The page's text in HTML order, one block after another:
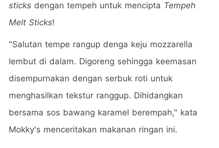
sticks dengan tempeh untuk mencipta Tempeh
Melt Sticks!
"Salutan tempe rangup denga keju mozzarella
lembut di dalam. Digoreng sehingga keemasan
disempurnakan dengan serbuk roti untuk
menghasilkan tekstur ranggup. Dihidangkan
bersama sos bawang karamel berempah," kata
Mokky's menceritakan makanan ringan ini.